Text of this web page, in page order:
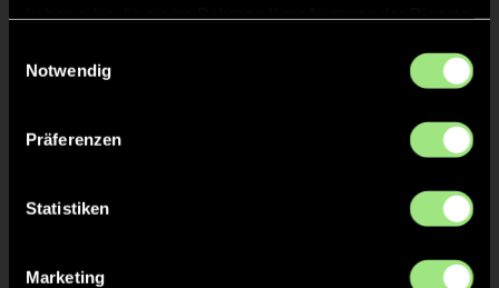
Notwendig
Präferenzen
Statistiken
Marketing
Karl-Justus
B.